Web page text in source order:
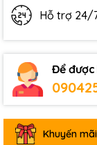
Hỗ trợ 24/
Để
Khuyến